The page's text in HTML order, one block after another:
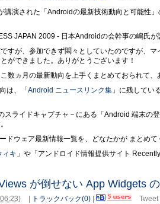
講演された「Androidの最新技術動向と可能性
JAPAN 2009 - 日本Androidの会幹事の嶋氏
すが、参加できず悶々としていたのですが、
ができました。ありがとうございます！
数ヵ月の最新動向を上手くまとめておられて
は、「 Android ニュースリンク集 」に残してい
スライドキャプチャ－にある「Android 端末の
ドウェア最新情報一覧を、どなたかが まとめ
ィキ 」や「アンドロイド情報提供サイト
が倒せない App Widgets
) トラックバック(0)
Tweet